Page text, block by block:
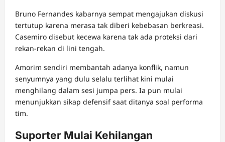
Bruno Fernandes kabarnya sempat mengajukan diskusi
tertutup karena merasa tak diberi kebebasan berkreasi.
Casemiro disebut kecewa karena tak ada proteksi dari
rekan-rekan di lini tengah.
Amorim sendiri membantah adanya konflik, namun
senyumnya yang dulu selalu terlihat kini mulai
menghilang dalam sesi jumpa pers. Ia pun mulai
menunjukkan sikap defensif saat ditanya soal performa
tim.
Suporter Mulai Kehilangan